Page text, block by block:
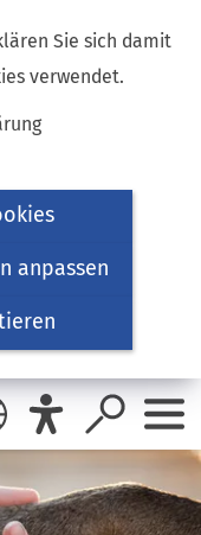
Sie sich damit
verwendet.
anpassen